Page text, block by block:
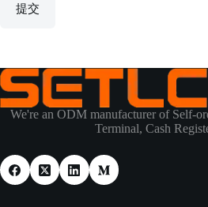
提交
We're an ODM manufacturer of Self-
Terminal, Cash